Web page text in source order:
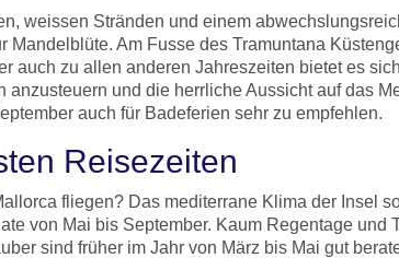
weissen Stränden und einem
Mandelblüte. Am Fusse des Tramuntana
auch zu allen anderen Jahreszeiten bietet es
und die herrliche Aussicht auf das
auch für Badeferien sehr zu empfehlen.
Reisezeiten
fliegen? Das mediterrane Klima der Insel
von Mai bis September. Kaum Regentage und
sind früher im Jahr von März bis Mai gut